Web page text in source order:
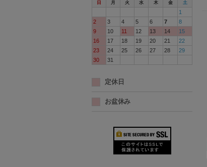
日 月 火 水 木 金 土
1
2
3 4 5 6 7
8
9
10 11 12 13 14
15
16
17 18 19 20 21
22
23
24 25 26 27 28
29
30
31
定休日
お盆休み